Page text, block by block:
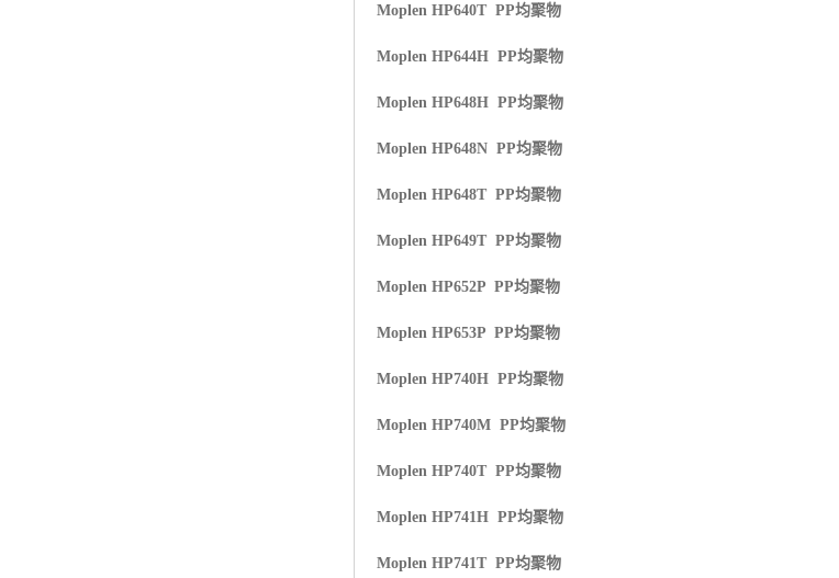
Moplen HP640T PP均聚物
Moplen HP644H PP均聚物
Moplen HP648H PP均聚物
Moplen HP648N PP均聚物
Moplen HP648T PP均聚物
Moplen HP649T PP均聚物
Moplen HP652P PP均聚物
Moplen HP653P PP均聚物
Moplen HP740H PP均聚物
Moplen HP740M PP均聚物
Moplen HP740T PP均聚物
Moplen HP741H PP均聚物
Moplen HP741T PP均聚物